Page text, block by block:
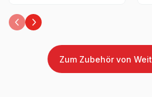
Zum Zubehör von